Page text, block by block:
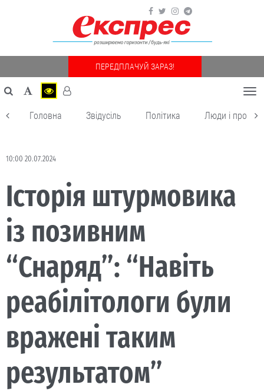
ПЕРЕДПЛАЧУЙ ЗАРАЗ!
Головна Звідусіль Політика Люди і
10:00 20.07.2024
Історія штурмовика
із позивним
“Снаряд”: “Навіть
реабілітологи були
вражені таким
результатом”